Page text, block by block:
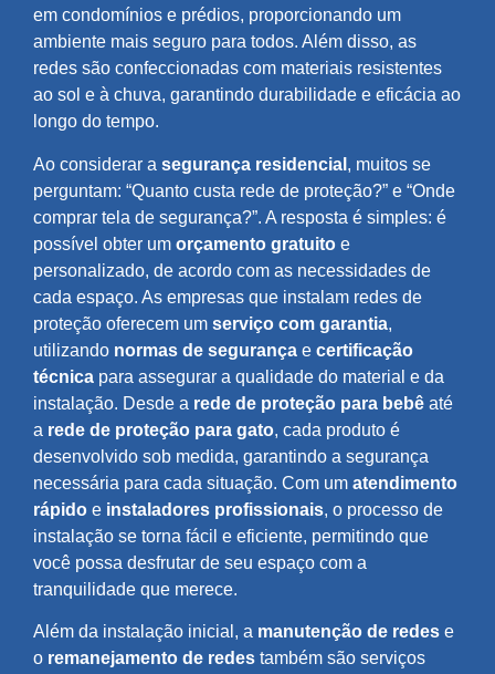
em condomínios e prédios, proporcionando um
ambiente mais seguro para todos. Além disso, as
redes são confeccionadas com materiais resistentes
ao sol e à chuva, garantindo durabilidade e eficácia ao
longo do tempo.
Ao considerar a segurança residencial , muitos se
perguntam: “Quanto custa rede de proteção?” e “Onde
comprar tela de segurança?”. A resposta é simples: é
possível obter um orçamento gratuito e
personalizado, de acordo com as necessidades de
cada espaço. As empresas que instalam redes de
proteção oferecem um serviço com garantia,
utilizando normas de segurança e certificação
técnica para assegurar a qualidade do material e da
instalação. Desde a rede de proteção para bebê até
a rede de proteção para gato, cada produto é
desenvolvido sob medida, garantindo a segurança
necessária para cada situação. Com um atendimento
rápido e instaladores profissionais, o processo de
instalação se torna fácil e eficiente, permitindo que
você possa desfrutar de seu espaço com a
tranquilidade que merece.
Além da instalação inicial, a manutenção de redes e
o remanejamento de redes também são serviços